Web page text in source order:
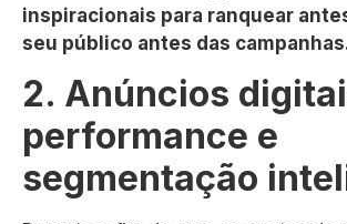
inspiracionais para ranquear
seu público antes das
2. Anúncios
performance e
segmentação